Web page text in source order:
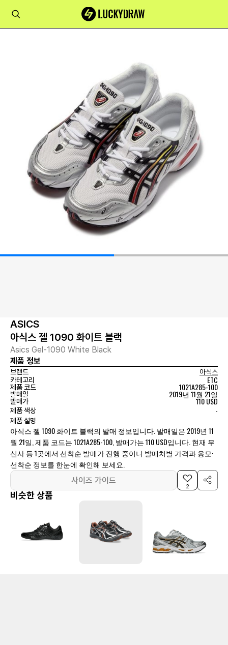
ASICS
아식스 젤 1090 화이트 블랙
Asics Gel-1090 White Black
제품 정보
브랜드
아식스
카테고리
ETC
제품 코드 1021A285-100
발매일 2019년 11월 21일
발매가 110 USD
제품 색상 -
제품 설명
아식스 젤 1090 화이트 블랙의 발매 정보입니다. 발매일은 2019년 11
월 21일, 제품 코드는 1021A285-100, 발매가는 110 USD입니다. 현재 무
신사 등 1곳에서 선착순 발매가 진행 중이니 발매처별 가격과 응모·
선착순 정보를 한눈에 확인해 보세요.
사이즈 가이드
2
비슷한 상품